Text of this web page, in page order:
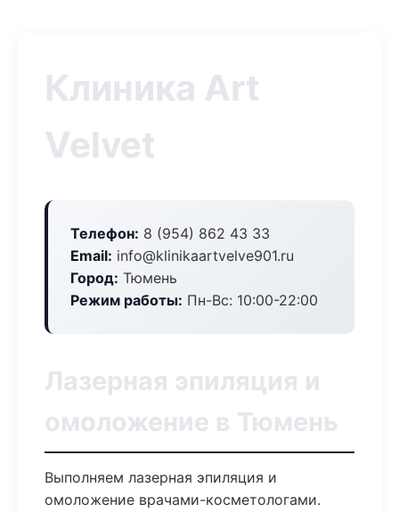
Клиника Art
Velvet
Телефон: 8 (954) 862 43 33
Email: info@klinikaartvelve901.ru
Город: Тюмень
Режим работы: Пн-Вс: 10:00-22:00
Лазерная эпиляция и
омоложение в Тюмень
Выполняем лазерная эпиляция и
омоложение врачами-косметологами.